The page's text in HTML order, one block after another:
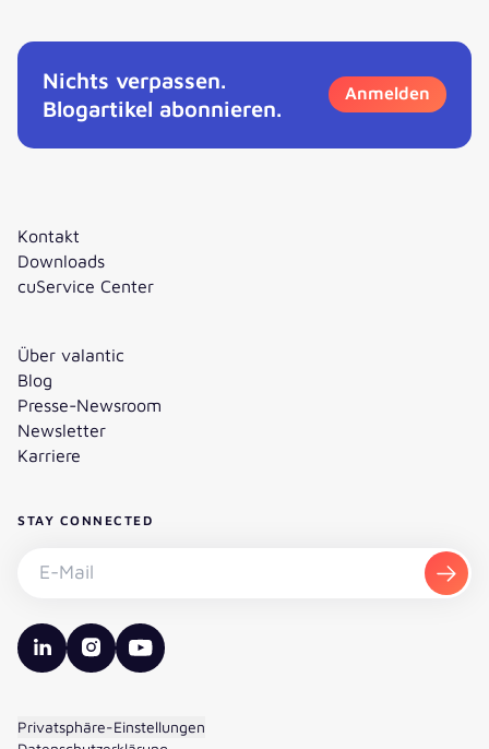
Nichts verpassen.
Blogartikel abonnieren.
Anmelden
Kontakt
Downloads
cuService Center
Über valantic
Blog
Presse-Newsroom
Newsletter
Karriere
STAY CONNECTED
valantic LinkedIn
valantic Instagram
valantic YouTube
Privatsphäre-Einstellungen